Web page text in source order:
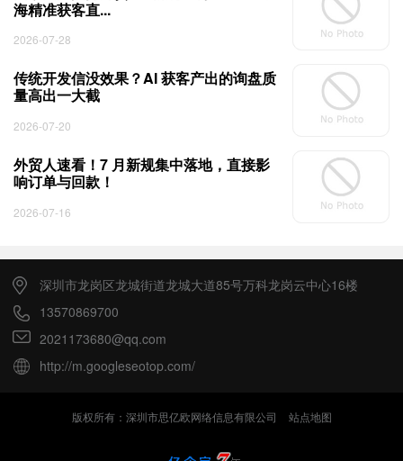
海精准获客直...
2026-07-28
传统开发信没效果？AI 获客产出的询盘质
量高出一大截
2026-07-20
外贸人速看！7 月新规集中落地，直接影
响订单与回款！
2026-07-16
深圳市龙岗区龙城街道龙城大道85号万科龙岗云中心16楼
13570869700
2021173680@qq.com
http://m.googleseotop.com/
版权所有：深圳市思亿欧网络信息有限公司 站点地图